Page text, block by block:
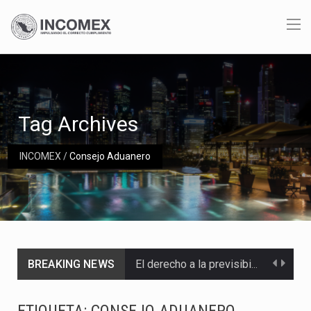
INCOMEX/Consejo Aduanero
Tag Archives
BREAKING NEWS El derecho a la previsibilidad de los horarios de trabajo en turnos rotativos podría ser…